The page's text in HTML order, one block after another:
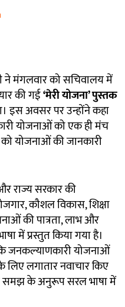
ने मंगलवार को सचिवालय में
की गई‘मेरी योजना’पुस्तक
इस अवसर पर उन्होंने कहा
योजनाओं को एक ही मंच
योजनाओं की जानकारी
राज्य सरकार की
कौशल विकास, शिक्षा
की पात्रता, लाभ और
में प्रस्तुत किया गया है।
जनकल्याणकारी योजनाओं
लगातार नवाचार किए
के अनुरूप सरल भाषा में